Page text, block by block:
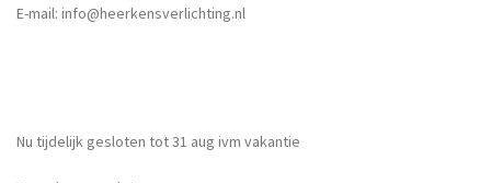
E-mail: info@heerkensverlichting.nl
Nu tijdelijk gesloten tot 31 aug ivm vakantie